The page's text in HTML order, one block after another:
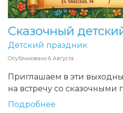
Опубликовано 6 Августа
Детский праздник
Приглашаем в эти
на встречу со сказочными
Подробнее